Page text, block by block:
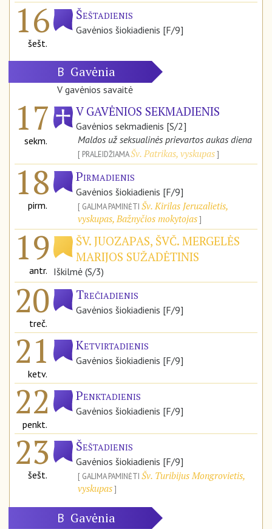
16
šešt.
Šeštadienis
Gavėnios šiokiadienis [F/9]
B Gavėnia
V gavėnios savaitė
17
sekm.
V GAVĖNIOS SEKMADIENIS
Gavėnios sekmadienis [S/2]
Maldos už seksualinės prievartos aukas diena
PRALEIDŽIAMAŠv. Patrikas, vyskupas
18
pirm.
Pirmadienis
Gavėnios šiokiadienis [F/9]
GALIMA PAMINĖTI Šv. Kirilas Jeruzalietis,
vyskupas, Bažnyčios mokytojas
19
antr.
ŠV. JUOZAPAS, ŠVČ. MERGELĖS
MARIJOS SUŽADĖTINIS
Iškilmė (S/3)
20
treč.
Trečiadienis
Gavėnios šiokiadienis [F/9]
21
ketv.
Ketvirtadienis
Gavėnios šiokiadienis [F/9]
22
penkt.
Penktadienis
Gavėnios šiokiadienis [F/9]
23
šešt.
Šeštadienis
Gavėnios šiokiadienis [F/9]
GALIMA PAMINĖTI Šv. Turibijus Mongrovietis,
vyskupas
B Gavėnia